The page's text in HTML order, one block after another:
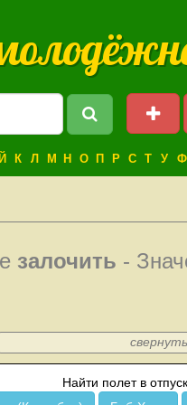
Й К Л М Н О П Р С Т У Ф
залочить -
Найти полет в